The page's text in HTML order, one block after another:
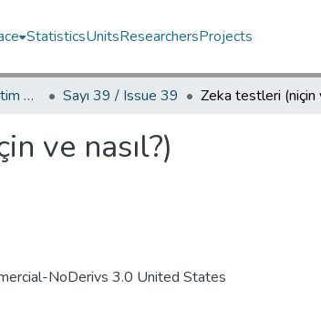
StatisticsUnitsResearchersProjects
YED.JEL Yaşadıkça Eğitim Dergisi / Journal of Education For Life Sayı 39 / Issue 39 Zeka testleri (niçin
ve nasıl?)
NoDerivs 3.0 United States